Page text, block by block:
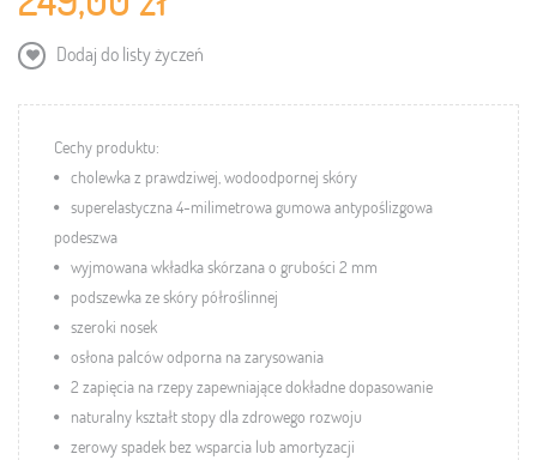
Dodaj do listy życzeń
Cechy produktu:
cholewka z prawdziwej, wodoodpornej skóry
superelastyczna 4-milimetrowa gumowa antypoślizgowa
podeszwa
wyjmowana wkładka skórzana o grubości 2 mm
podszewka ze skóry półroślinnej
szeroki nosek
osłona palców odporna na zarysowania
2 zapięcia na rzepy zapewniające dokładne dopasowanie
naturalny kształt stopy dla zdrowego rozwoju
zerowy spadek bez wsparcia lub amortyzacji